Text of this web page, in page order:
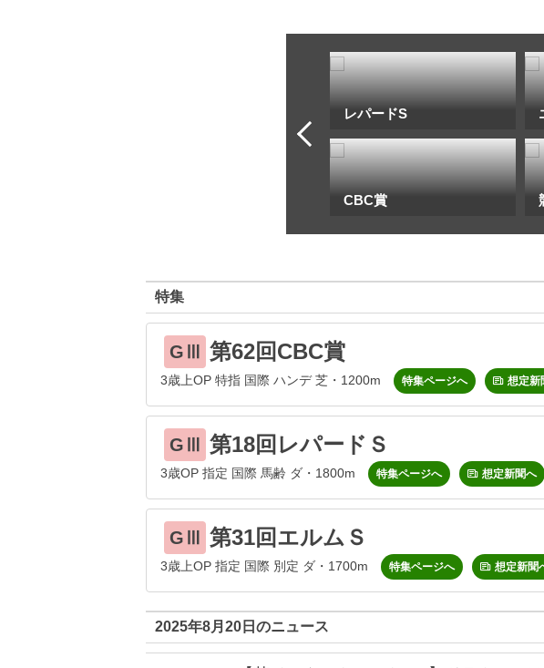
レパードS
CBC賞
特集
GⅢ 第62回CBC賞
3歳上OP 特指 国際 ハンデ 芝・1200m 特集ページへ 想定新
GⅢ 第18回レパードＳ
3歳OP 指定 国際 馬齢 ダ・1800m 特集ページへ 想定新聞へ
GⅢ 第31回エルムＳ
3歳上OP 指定 国際 別定 ダ・1700m 特集ページへ 想定新聞
2025年8月20日のニュース